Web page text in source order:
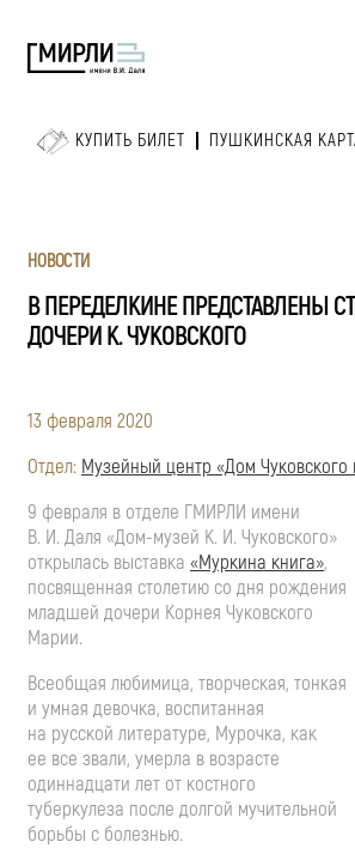
КУПИТЬ БИЛЕТ ПУШКИНСКАЯ
НОВОСТИ
В ПЕРЕДЕЛКИНЕ ПРЕДСТАВЛЕНЫ
ДОЧЕРИ К. ЧУКОВСКОГО
13 февраля 2020
Отдел: Музейный центр «Дом Чуковского
9 февраля в отделе ГМИРЛИ имени
В. И. Даля «Дом-музей К. И. Чуковского»
открылась выставка «Муркина книга»,
посвященная столетию со дня рождения
младшей дочери Корнея Чуковского
Марии.
Всеобщая любимица, творческая, тонкая
и умная девочка, воспитанная
на русской литературе, Мурочка, как
ее все звали, умерла в возрасте
одиннадцати лет от костного
туберкулеза после долгой мучительной
борьбы с болезнью.